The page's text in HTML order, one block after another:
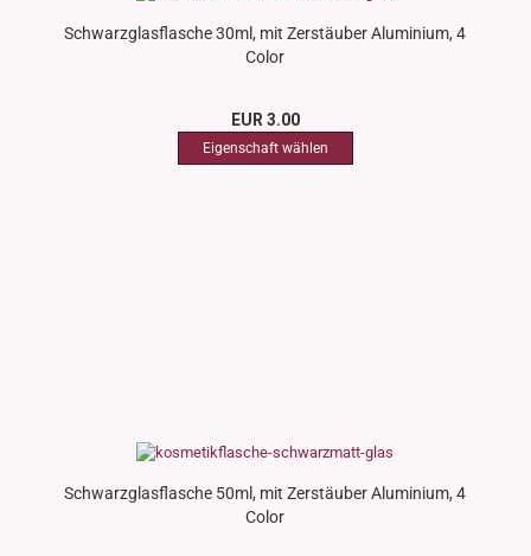
Schwarzglasflasche 30ml, mit Zerstäuber Aluminium, 4
Color
EUR 3.00
Schwarzglasflasche 50ml, mit Zerstäuber Aluminium, 4
Color